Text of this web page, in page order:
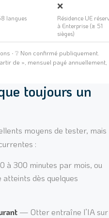
langues
❌
Résidence UE
à Enterprise (≥ 51
sièges)
· ❔ Non confirmé publiquement.
de », mensuel payé annuellement,
toujours un
moyens de tester, mais
:
à 300 minutes par mois, ou
atteints dès quelques
— Otter entraîne l’IA sur